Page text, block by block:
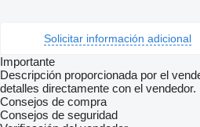
Solicitar información adicional
Importante
Descripción proporcionada por el
detalles directamente con el vendedor.
Consejos de compra
Consejos de seguridad